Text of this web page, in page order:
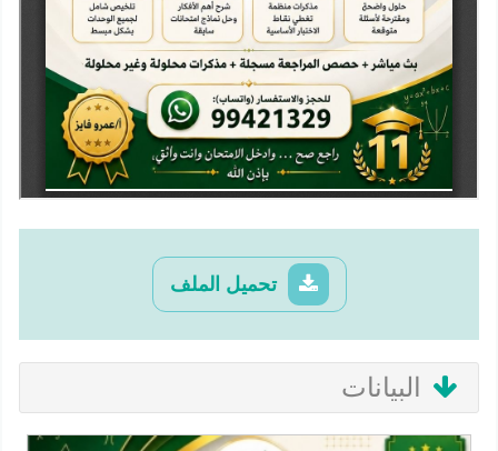
تحميل الملف
البيانات